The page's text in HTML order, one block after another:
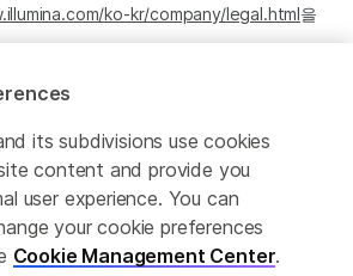
ko-kr/company/legal.html을
rights reserved.
its subdivisions use cookies
content and provide you
user experience. You can
your cookie preferences
Cookie Management Center.